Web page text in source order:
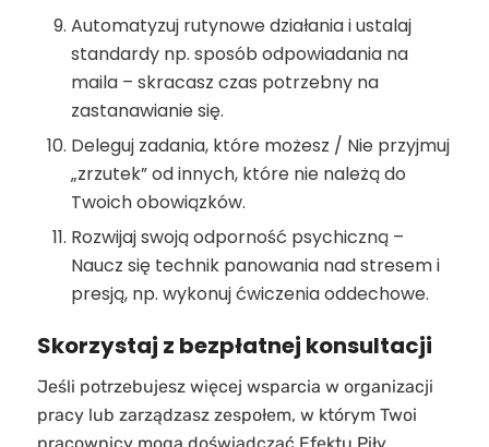
Automatyzuj rutynowe działania i ustalaj
standardy np. sposób odpowiadania na
maila – skracasz czas potrzebny na
zastanawianie się.
Deleguj zadania, które możesz / Nie przyjmuj
„zrzutek” od innych, które nie należą do
Twoich obowiązków.
Rozwijaj swoją odporność psychiczną –
Naucz się technik panowania nad stresem i
presją, np. wykonuj ćwiczenia oddechowe.
Skorzystaj z bezpłatnej konsultacji
Jeśli potrzebujesz więcej wsparcia w organizacji
pracy lub zarządzasz zespołem, w którym Twoi
pracownicy mogą doświadczać Efektu Piły,